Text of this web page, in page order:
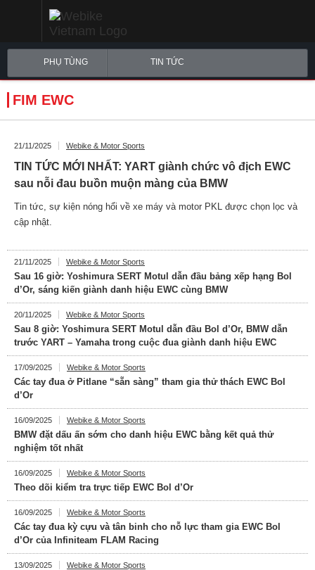
PHỤ TÙNG TIN TỨC
FIM EWC
21/11/2025 Webike & Motor Sports
TIN TỨC MỚI NHẤT: YART giành chức vô địch EWC
sau nỗi đau buồn muộn màng của BMW
Tin tức, sự kiện nóng hổi về xe máy và motor PKL được chọn lọc và
cập nhật.
21/11/2025 Webike & Motor Sports
Sau 16 giờ: Yoshimura SERT Motul dẫn đầu bảng xếp hạng Bol
d’Or, sáng kiến ​​giành danh hiệu EWC cùng BMW
20/11/2025 Webike & Motor Sports
Sau 8 giờ: Yoshimura SERT Motul dẫn đầu Bol d’Or, BMW dẫn
trước YART – Yamaha trong cuộc đua giành danh hiệu EWC
17/09/2025 Webike & Motor Sports
Các tay đua ở Pitlane “sẵn sàng” tham gia thử thách EWC Bol
d’Or
16/09/2025 Webike & Motor Sports
BMW đặt dấu ấn sớm cho danh hiệu EWC bằng kết quả thử
nghiệm tốt nhất
16/09/2025 Webike & Motor Sports
Theo dõi kiểm tra trực tiếp EWC Bol d’Or
16/09/2025 Webike & Motor Sports
Các tay đua kỳ cựu và tân binh cho nỗ lực tham gia EWC Bol
d’Or của Infiniteam FLAM Racing
13/09/2025 Webike & Motor Sports